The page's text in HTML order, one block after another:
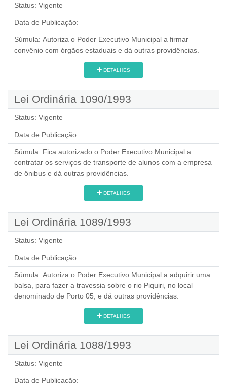
Status: Vigente
Data de Publicação:
Súmula: Autoriza o Poder Executivo Municipal a firmar
convênio com órgãos estaduais e dá outras providências.
DETALHES
Lei Ordinária 1090/1993
Status: Vigente
Data de Publicação:
Súmula: Fica autorizado o Poder Executivo Municipal a
contratar os serviços de transporte de alunos com a empresa
de ônibus e dá outras providências.
DETALHES
Lei Ordinária 1089/1993
Status: Vigente
Data de Publicação:
Súmula: Autoriza o Poder Executivo Municipal a adquirir uma
balsa, para fazer a travessia sobre o rio Piquiri, no local
denominado de Porto 05, e dá outras providências.
DETALHES
Lei Ordinária 1088/1993
Status: Vigente
Data de Publicação: